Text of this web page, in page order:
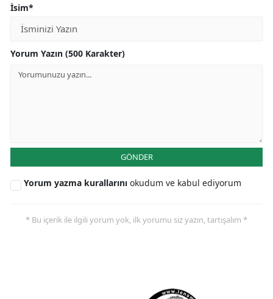
İsim*
Yorum Yazın (500 Karakter)
GÖNDER
Yorum yazma kurallarını okudum ve kabul ediyorum
* Bu içerik ile ilgili yorum yok, ilk yorumu siz yazın, tartışalım *